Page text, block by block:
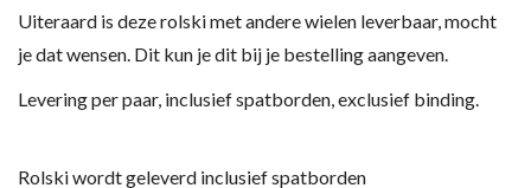
Uiteraard is deze rolski met andere wielen leverbaar, mocht
je dat wensen. Dit kun je dit bij je bestelling aangeven.
Levering per paar, inclusief spatborden, exclusief binding.
Rolski wordt geleverd inclusief spatborden